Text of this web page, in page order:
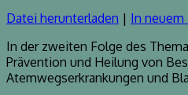
Datei herunterladen | In neuem
In der zweiten Folge des
Prävention und Heilung von
Atemwegserkrankungen und